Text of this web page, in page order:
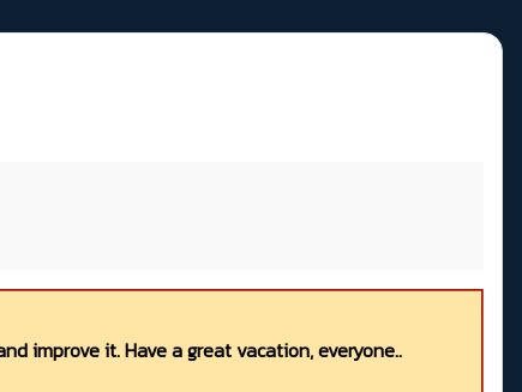
improve it. Have a great vacation, everyone..